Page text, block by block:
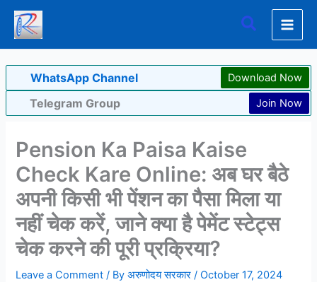
Skip
content
Search
WhatsApp Channel Download Now
Telegram Group Join Now
Pension Ka Paisa Kaise
Check Kare Online: अब घर बैठे
अपनी किसी भी पेंशन का पैसा मिला या
नहीं चेक करें, जाने क्या है पेमेंट स्टेट्स
चेक करने की पूरी प्रक्रिया?
Leave a Comment / Byअरुणोदय सरकार/October 17, 2024